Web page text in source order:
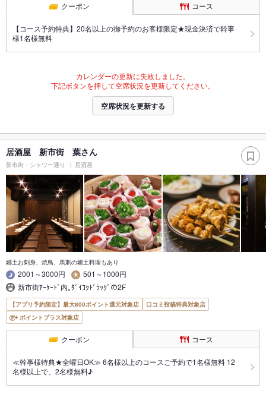
クーポン コース
【コース予約特典】20名以上の御予約のお客様限定★現金決済で幹事
様1名様無料
カレンダーの更新に失敗しました。
下記ボタンを押して空席状況を更新してください。
空席状況を更新する
居酒屋 新市街 葉さん
新市街・シャワー通り 居酒屋
郷土お刺身、焼鳥、馬刺の郷土料理もあり
2001～3000円
501～1000円
新市街ｱｰｹｰﾄﾞ内｡ﾀﾞｲｺｸﾄﾞﾗｯｸﾞの2F
【アプリ予約限定】最大800ポイント還元対象店
口コミ投稿特典対象店
ポイントプラス対象店
クーポン コース
≪幹事様特典★全曜日OK≫ 6名様以上のコースご予約で1名様無料 12
名様以上で、2名様無料♪